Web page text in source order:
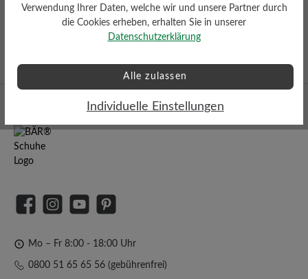
- Winner 2023
FacebookInstagramYouTubePinterest
Mo – Fr 8:00 - 18:00 Uhr
0800 51 65 65 56 (gebührenfrei)
Verwendung Ihrer Daten, welche wir und unsere Partner durch
die Cookies erheben, erhalten Sie in unserer
Datenschutzerklärung
Alle zulassen
Individuelle Einstellungen